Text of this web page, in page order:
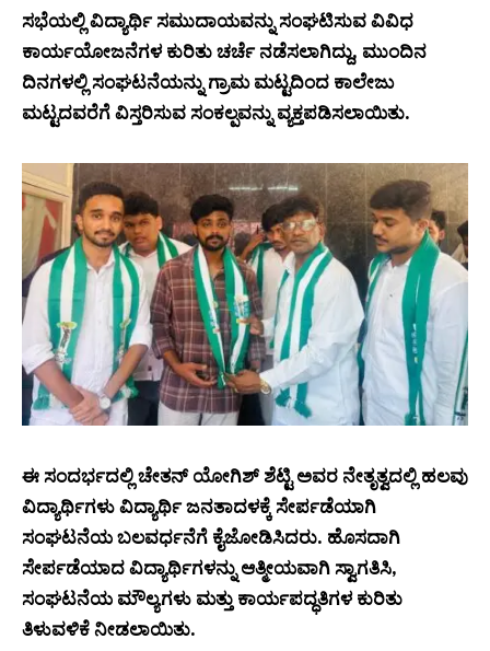
ಸಭೆಯಲ್ಲಿ ವಿದ್ಯಾರ್ಥಿ ಸಮುದಾಯವನ್ನು ಸಂಘಟಿಸುವ ವಿವಿಧ
ಕಾರ್ಯಯೋಜನೆಗಳ ಕುರಿತು ಚರ್ಚೆ ನಡೆಸಲಾಗಿದ್ದು, ಮುಂದಿನ
ದಿನಗಳಲ್ಲಿ ಸಂಘಟನೆಯನ್ನು ಗ್ರಾಮ ಮಟ್ಟದಿಂದ ಕಾಲೇಜು
ಮಟ್ಟದವರೆಗೆ ವಿಸ್ತರಿಸುವ ಸಂಕಲ್ಪವನ್ನು ವ್ಯಕ್ತಪಡಿಸಲಾಯಿತು.
ಈ ಸಂದರ್ಭದಲ್ಲಿ ಚೇತನ್ ಯೋಗಿಶ್ ಶೆಟ್ಟಿ ಅವರ ನೇತೃತ್ವದಲ್ಲಿ ಹಲವು
ವಿದ್ಯಾರ್ಥಿಗಳು ವಿದ್ಯಾರ್ಥಿ ಜನತಾದಳಕ್ಕೆ ಸೇರ್ಪಡೆಯಾಗಿ
ಸಂಘಟನೆಯ ಬಲವರ್ಧನೆಗೆ ಕೈಜೋಡಿಸಿದರು. ಹೊಸದಾಗಿ
ಸೇರ್ಪಡೆಯಾದ ವಿದ್ಯಾರ್ಥಿಗಳನ್ನು ಆತ್ಮೀಯವಾಗಿ ಸ್ವಾಗತಿಸಿ,
ಸಂಘಟನೆಯ ಮೌಲ್ಯಗಳು ಮತ್ತು ಕಾರ್ಯಪದ್ಧತಿಗಳ ಕುರಿತು
ತಿಳುವಳಿಕೆ ನೀಡಲಾಯಿತು.